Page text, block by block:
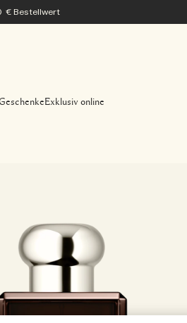
€ Bestellwert
Exklusiv online